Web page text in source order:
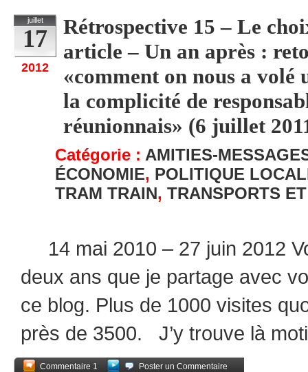
juillet
17
2012
Rétrospective 15 – Le
article – Un an après :
«comment on nous a
la complicité de
réunionnais» (6 juillet
Catégorie : AMITIES-
ÉCONOMIE, POLITIQUE
TRAM TRAIN, TRANSPORTS
14 mai 2010 – 27 juin 2012
deux ans que je partage avec
ce blog. Plus de 1000 visites
près de 3500. J’y trouve là
Commentaire 1
Poster un Commentaire